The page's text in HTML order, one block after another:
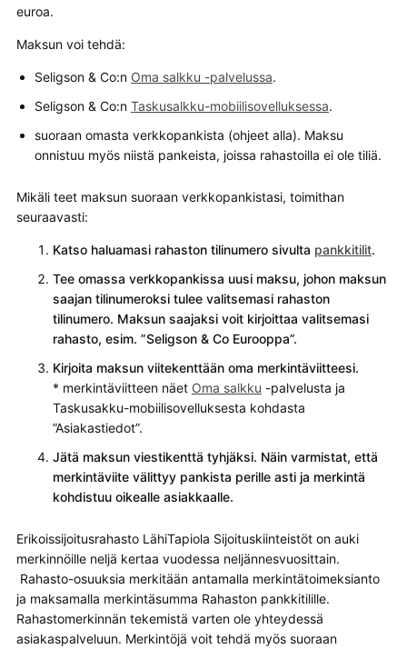
euroa.
Maksun voi tehdä:
Seligson & Co:n Oma salkku -palvelussa.
Seligson & Co:n Taskusalkku-mobiilisovelluksessa.
suoraan omasta verkkopankista (ohjeet alla). Maksu
onnistuu myös niistä pankeista, joissa rahastoilla ei ole tiliä.
Mikäli teet maksun suoraan verkkopankistasi, toimithan
seuraavasti:
Katso haluamasi rahaston tilinumero sivulta pankkitilit.
Tee omassa verkkopankissa uusi maksu, johon maksun
saajan tilinumeroksi tulee valitsemasi rahaston
tilinumero. Maksun saajaksi voit kirjoittaa valitsemasi
rahasto, esim. ”Seligson & Co Eurooppa”.
Kirjoita maksun viitekenttään oma merkintäviitteesi.
* merkintäviitteen näet Oma salkku -palvelusta ja
Taskusakku-mobiilisovelluksesta kohdasta
”Asiakastiedot”.
Jätä maksun viestikenttä tyhjäksi. Näin varmistat, että
merkintäviite välittyy pankista perille asti ja merkintä
kohdistuu oikealle asiakkaalle.
Erikoissijoitusrahasto LähiTapiola Sijoituskiinteistöt on auki
merkinnöille neljä kertaa vuodessa neljännesvuosittain.
Rahasto-osuuksia merkitään antamalla merkintätoimeksianto
ja maksamalla merkintäsumma Rahaston pankkitilille.
Rahastomerkinnän tekemistä varten ole yhteydessä
asiakaspalveluun. Merkintöjä voit tehdä myös suoraan